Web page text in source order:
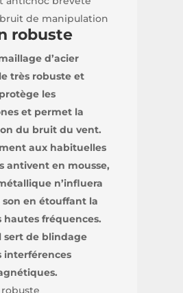
robuste
d’acier
très robuste et
les
et permet la
du bruit du vent.
aux habituelles
antivent en mousse,
n’influera
son en étouffant la
hautes fréquences.
sert de blindage
interférences